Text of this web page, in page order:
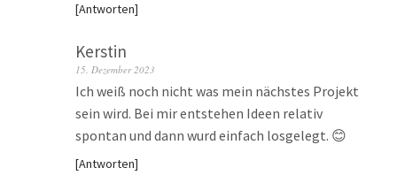
Antworten
Kerstin
15. Dezember 2023
Ich weiß noch nicht was mein nächstes Projekt
sein wird. Bei mir entstehen Ideen relativ
spontan und dann wurd einfach losgelegt. 😊
Antworten